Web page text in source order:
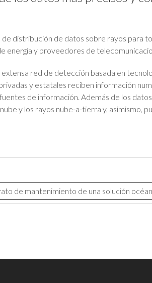
distribución de datos sobre rayos para
energía y proveedores de
red de detección basada en
y estatales reciben información
de información. Además de los
y los rayos nube-a-tierra y, asimismo,
de mantenimiento de una solución